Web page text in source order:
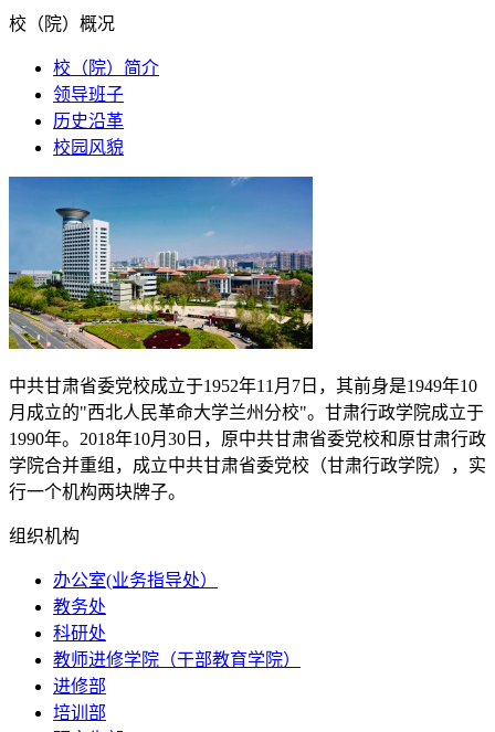
校（院）概况
校（院）简介
领导班子
历史沿革
校园风貌
中共甘肃省委党校成立于1952年11月 7 日，其前身是1949年10
月成立的"西北人民革命大学兰州分校"。甘肃行政学院成立于
1990年。 2018年10月 30 日，原中共甘肃省委党校和原甘肃行政
学院合并重组，成立中共甘肃省委党校（甘肃行政学院），实
行一个机构两块牌子。
组织机构
办公室(业务指导处）
教务处
科研处
教师进修学院（干部教育学院）
进修部
培训部